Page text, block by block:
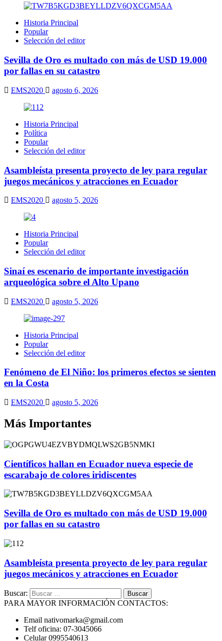
Historia Principal
Popular
Selección del editor
Sevilla de Oro es multado con más de USD 19.000
por fallas en su catastro
EMS2020 agosto 6, 2026
Historia Principal
Política
Popular
Selección del editor
Asambleísta presenta proyecto de ley para regular
juegos mecánicos y atracciones en Ecuador
EMS2020 agosto 5, 2026
Historia Principal
Popular
Selección del editor
Sinaí es escenario de importante investigación
arqueológica sobre el Alto Upano
EMS2020 agosto 5, 2026
Historia Principal
Popular
Selección del editor
Fenómeno de El Niño: los primeros efectos se sienten
en la Costa
EMS2020 agosto 5, 2026
Más Importantes
Científicos hallan en Ecuador nueva especie de
escarabajo de colores iridiscentes
Sevilla de Oro es multado con más de USD 19.000
por fallas en su catastro
Asambleísta presenta proyecto de ley para regular
juegos mecánicos y atracciones en Ecuador
Buscar:
PARA MAYOR INFORMACIÓN CONTACTOS:
Email nativomarka@gmail.com
Telf oficina: 07-3045066
Celular 0995540613